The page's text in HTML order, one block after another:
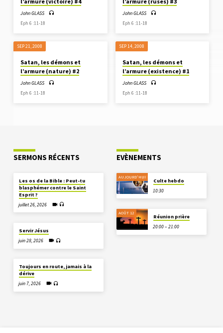
John GLASS
Eph 6 :11-18
John GLASS
Eph 6 :11-18
SEP 21, 2008
Satan, les démons et
l’armure (nature) #2
John GLASS
Eph 6 :11-18
SEP 14, 2008
Satan, les démons et
l’armure (existence) #1
John GLASS
Eph 6 :11-18
SERMONS RÉCENTS
Les os de la Bible : Peut-tu
blasphémer contre le Saint
Esprit ?
juillet 26, 2026
Servir Jésus
juin 28, 2026
Toujours en route, jamais à la
dérive
juin 7, 2026
EVÈNEMENTS
AUJOURD'HUI
Culte hebdo
10:30
AOÛT 12
Réunion prière
20:00 – 21:00